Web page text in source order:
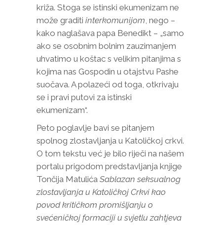
križa. Stoga se istinski ekumenizam ne
može graditi interkomunijom, nego –
kako naglašava papa Benedikt – „samo
ako se osobnim bolnim zauzimanjem
uhvatimo u koštac s velikim pitanjima s
kojima nas Gospodin u otajstvu Pashe
suočava. A polazeći od toga, otkrivaju
se i pravi putovi za istinski
ekumenizam“.
Peto poglavlje bavi se pitanjem
spolnog zlostavljanja u Katoličkoj crkvi.
O tom tekstu već je bilo riječi na našem
portalu prigodom predstavljanja knjige
Tončija Matulića Sablazan seksualnog
zlostavljanja u Katoličkoj Crkvi kao
povod kritičkom promišljanju o
svećeničkoj formaciji u svjetlu zahtjeva